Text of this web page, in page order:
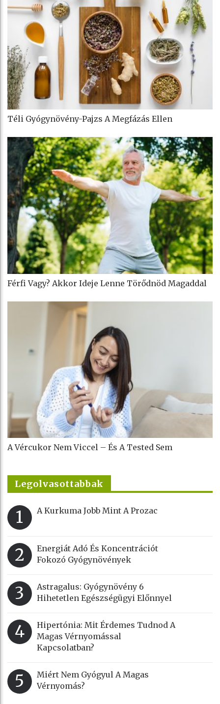
Téli Gyógynövény-Pajzs A Megfázás Ellen
Férfi Vagy? Akkor Ideje Lenne Törődnöd Magaddal
A Vércukor Nem Viccel – És A Tested Sem
Legolvasottabbak
1 A Kurkuma Jobb Mint A Prozac
2
Energiát Adó És Koncentrációt
Fokozó Gyógynövények
3
Astragalus: Gyógynövény 6
Hihetetlen Egészségügyi Előnnyel
4
Hipertónia: Mit Érdemes Tudnod A
Magas Vérnyomással
Kapcsolatban?
5
Miért Nem Gyógyul A Magas
Vérnyomás?